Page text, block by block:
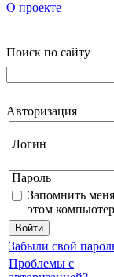
О проекте
Поиск по сайту
Авторизация
Логин
Пароль
Запомнить
этом
Забыли свой
Проблемы с